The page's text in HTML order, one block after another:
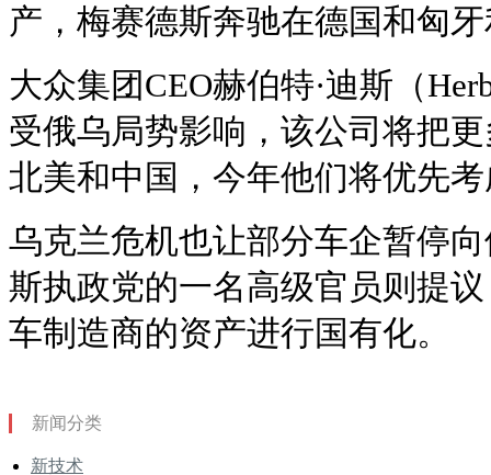
产，梅赛德斯奔驰在德国和匈
大众集团CEO赫伯特·迪斯（
受俄乌局势影响，该公司将把
北美和中国，今年他们将优先
乌克兰危机也让部分车企暂停
斯执政党的一名高级官员则提
车制造商的资产进行国有化。
新闻分类
新技术